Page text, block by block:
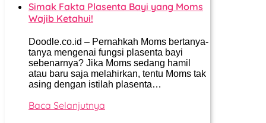
Simak Fakta Plasenta Bayi yang Moms
Wajib Ketahui!
Doodle.co.id – Pernahkah Moms bertanya-
tanya mengenai fungsi plasenta bayi
sebenarnya? Jika Moms sedang hamil
atau baru saja melahirkan, tentu Moms tak
asing dengan istilah plasenta…
Baca Selanjutnya